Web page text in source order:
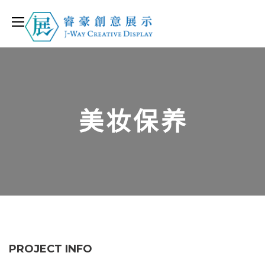
美妆保养
PROJECT INFO